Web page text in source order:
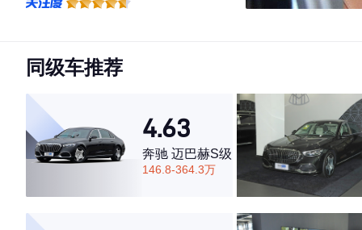
·空间表现一般，低于55%同级车
同级车推荐
4.63
奔驰 迈巴赫S级
146.8-364.3万